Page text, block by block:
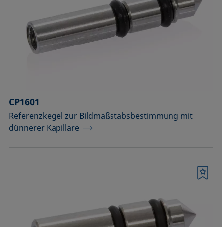
CP1601
Referenzkegel zur Bildmaßstabsbestimmung mit
dünnerer Kapillare